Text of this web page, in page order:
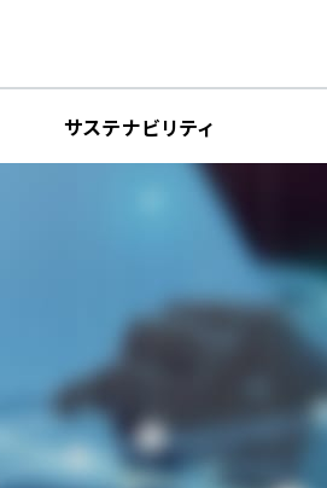
財務ハイライト
電子公告
内部統制システムの基本
サステナビリティ